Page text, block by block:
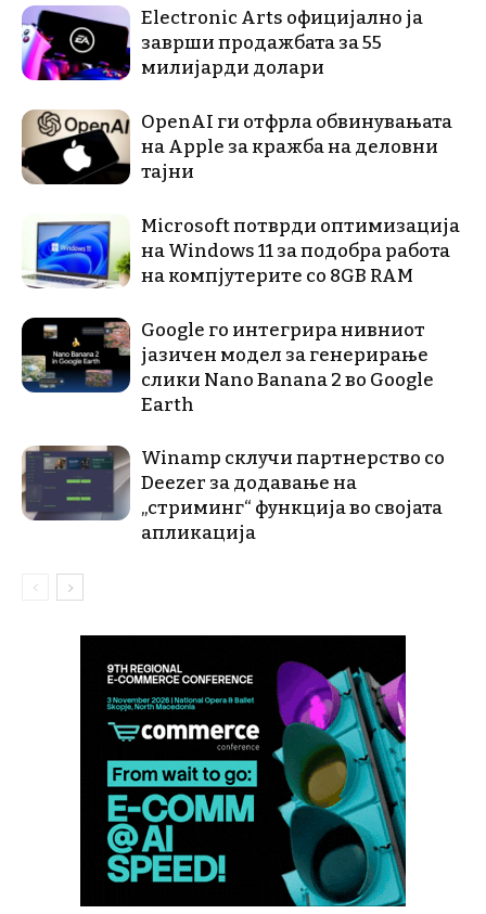
Electronic Arts официјално ја
заврши продажбата за 55
милијарди долари
OpenAI ги отфрла обвинувањата
на Apple за кражба на деловни
тајни
Microsoft потврди оптимизација
на Windows 11 за подобра работа
на компјутерите со 8GB RAM
Google го интегрира нивниот
јазичен модел за генерирање
слики Nano Banana 2 во Google
Earth
Winamp склучи партнерство со
Deezer за додавање на
„стриминг“ функција во својата
апликација